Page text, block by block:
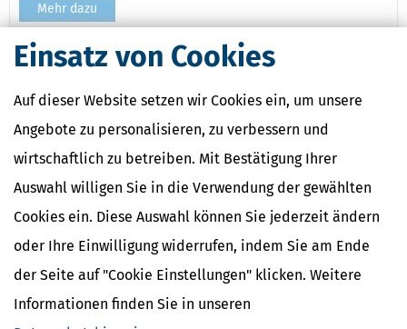
Einsatz von Cookies
Auf dieser Website setzen wir Cookies ein, um unsere
Angebote zu personalisieren, zu verbessern und
wirtschaftlich zu betreiben. Mit Bestätigung Ihrer
Auswahl willigen Sie in die Verwendung der gewählten
Cookies ein. Diese Auswahl können Sie jederzeit ändern
oder Ihre Einwilligung widerrufen, indem Sie am Ende
der Seite auf "Cookie Einstellungen" klicken. Weitere
Informationen finden Sie in unseren
Mehr dazu
Ähnliche Themen
Eltern, Familie & Ehe
Verwandte Begriffe
Einkommensteuer
Ehegattenveranlagung
Care Arbeit
Ehegattenunterhalt